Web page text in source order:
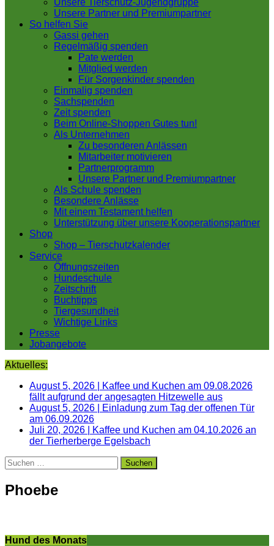
Unsere Partner und Premiumpartner
So helfen Sie
Gassi gehen
Regelmäßig spenden
Pate werden
Mitglied werden
Für Sorgenkinder spenden
Einmalig spenden
Sachspenden
Zeit spenden
Beim Online-Shoppen Gutes tun!
Als Unternehmen
Zu besonderen Anlässen
Mitarbeiter motivieren
Partnerprogramm
Unsere Partner und Premiumpartner
Als Schule spenden
Besondere Anlässe
Mit einem Testament helfen
Unterstützung über unsere Kooperationspartner
Shop
Shop – Tierschutzkalender
Service
Öffnungszeiten
Hundeschule
Zeitschrift
Buchtipps
Tiergesundheit
Wichtige Links
Presse
Jobangebote
Aktuelles:
August 5, 2026
Kaffee und Kuchen am 09.08.2026
fällt aufgrund der angesagten Hitzewelle aus
August 5, 2026
Einladung zum Tag der offenen Tür
am 06.09.2026
Juli 20, 2026
Kaffee und Kuchen am 04.10.2026 an
der Tierherberge Egelsbach
Suchen
nach:
Phoebe
Hund des Monats